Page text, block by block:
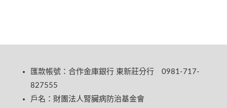
匯款帳號：合作金庫銀行 東新莊分行 0981-717-
827555
戶名：財團法人腎臟病防治基金會